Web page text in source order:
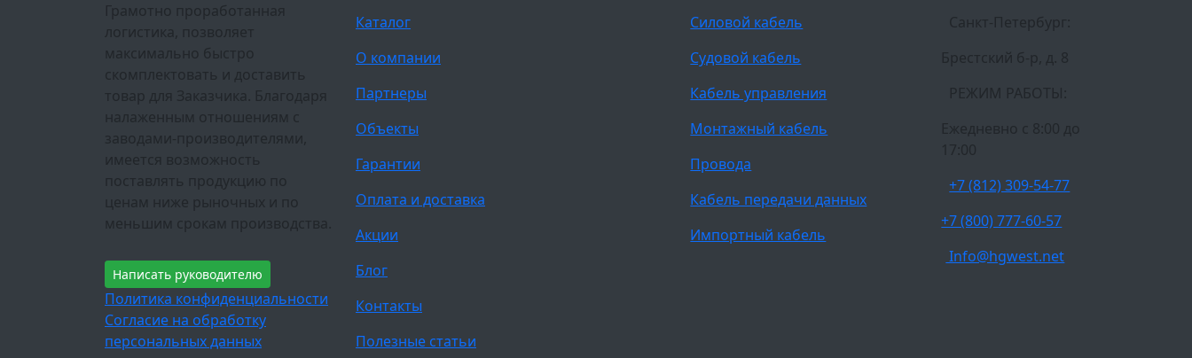
Грамотно проработанная
логистика, позволяет
максимально быстро
скомплектовать и доставить
товар для Заказчика. Благодаря
налаженным отношениям с
заводами-производителями,
имеется возможность
поставлять продукцию по
ценам ниже рыночных и по
меньшим срокам производства.
Написать руководителю
Политика конфиденциальности
Согласие на обработку
персональных данных
Каталог
О компании
Партнеры
Объекты
Гарантии
Оплата и доставка
Акции
Блог
Контакты
Полезные статьи
Силовой кабель
Судовой кабель
Кабель управления
Монтажный кабель
Провода
Кабель передачи данных
Импортный кабель
Санкт-Петербург:
Брестский б-р, д. 8
РЕЖИМ РАБОТЫ:
Ежедневно c 8:00 до
17:00
+7 (812) 309-54-77
+7 (800) 777-60-57
Info@hgwest.net